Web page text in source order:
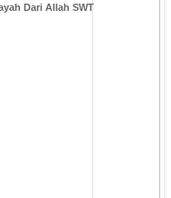
Dari Allah SWT